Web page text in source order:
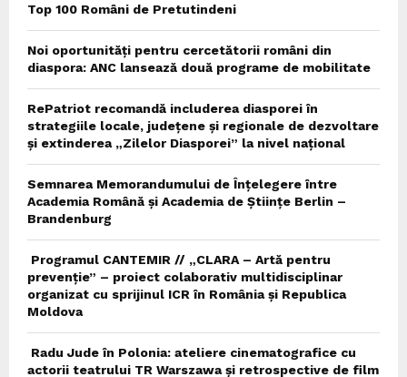
Top 100 Români de Pretutindeni
Noi oportunități pentru cercetătorii români din
diaspora: ANC lansează două programe de mobilitate
RePatriot recomandă includerea diasporei în
strategiile locale, județene și regionale de dezvoltare
și extinderea „Zilelor Diasporei” la nivel național
Semnarea Memorandumului de Înțelegere între
Academia Română și Academia de Științe Berlin –
Brandenburg
Programul CANTEMIR // „CLARA – Artă pentru
prevenție” – proiect colaborativ multidisciplinar
organizat cu sprijinul ICR în România și Republica
Moldova
Radu Jude în Polonia: ateliere cinematografice cu
actorii teatrului TR Warszawa și retrospective de film